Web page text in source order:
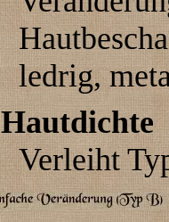
ledrig,
Hautdichte
Verleiht